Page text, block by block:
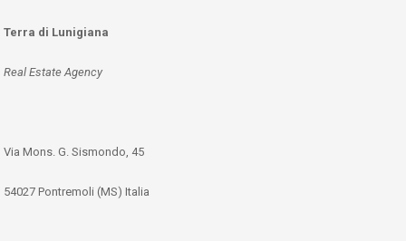
Terra di Lunigiana
Real Estate Agency
Via Mons. G. Sismondo, 45
54027 Pontremoli (MS) Italia